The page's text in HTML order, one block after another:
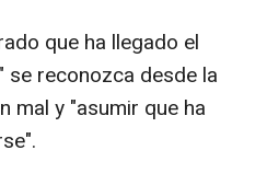
que ha llegado el
reconozca desde la
mal y "asumir que ha